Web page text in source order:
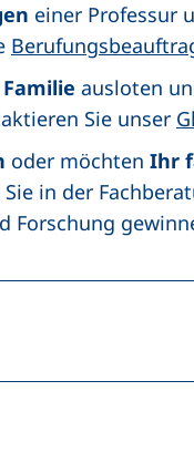
einer Professur
ausloten
Sie unser
oder möchten Ihr
in der